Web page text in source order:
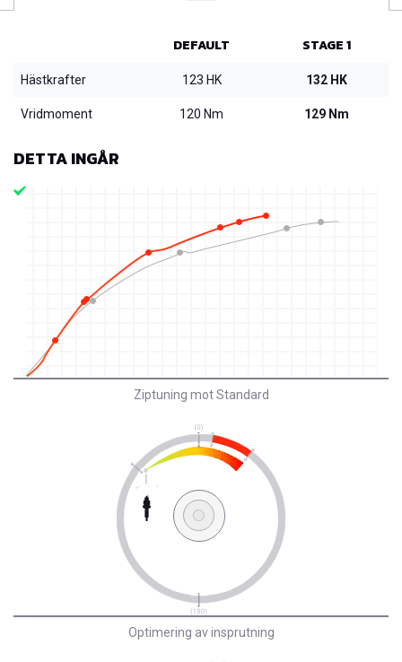
DEFAULT STAGE 1
Hästkrafter 123 HK 132 HK
Vridmoment 120 Nm 129 Nm
DETTA INGÅR
Ziptuning mot Standard
Optimering av insprutning